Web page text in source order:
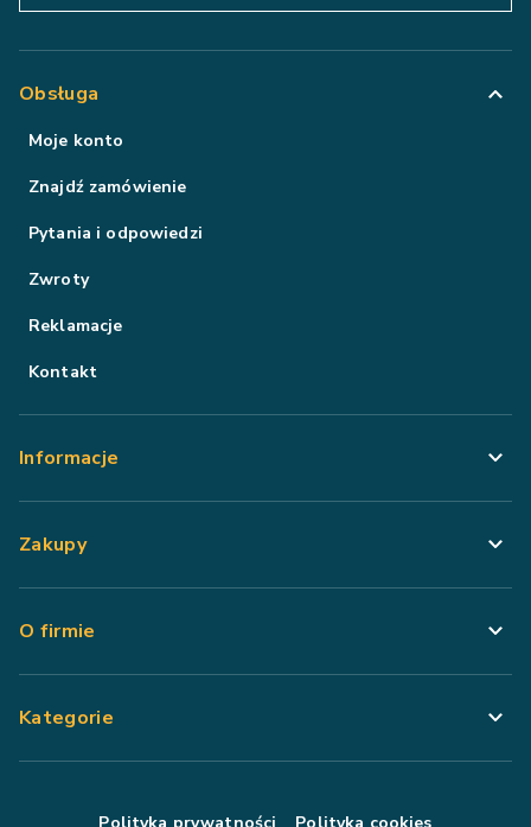
Obsługa
Moje konto
Znajdź zamówienie
Pytania i odpowiedzi
Zwroty
Reklamacje
Kontakt
Informacje
Zakupy
O firmie
Kategorie